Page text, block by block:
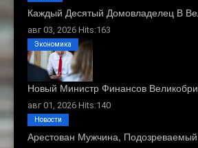
Каждый Десятый Домовладелец В
авг 03, 2026 Hits:163
Новый Министр Финансов
авг 01, 2026 Hits:140
Экономика
Арестован Мужчина,
Новости